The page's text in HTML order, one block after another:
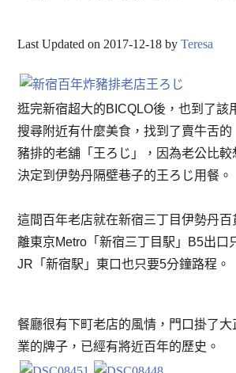
Last Updated on 2017-12-18 byTeresa
逛完新宿超大的BICQLO後，也到了該
搜尋附近有什麼美食，找到了賣牛舌的
豬排的老舖「王ろじ」，因為老公比
決定到伊勢丹隔壁巷子的王ろじ用餐。
這間百年老店就在新宿三丁目伊勢丹百
離東京Metro「新宿三丁目駅」B5出口
JR「新宿駅」東口也只要5分鐘路程。
餐廳很有下町老店的風情，門口掛了大
業的牌子，已經有將近百年的歷史。